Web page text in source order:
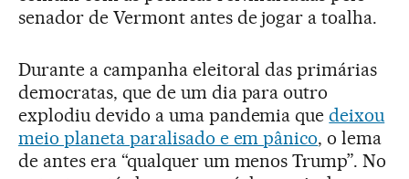
senador de Vermont antes de jogar a toalha.
Durante a campanha eleitoral das primárias
democratas, que de um dia para outro
explodiu devido a uma pandemia quedeixou
meio planeta paralisado e em pânico, o lema
de antes era “qualquer um menos Trump”. No